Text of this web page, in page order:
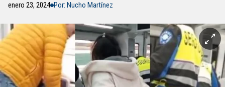
enero 23, 2024 Por: Nucho Martínez